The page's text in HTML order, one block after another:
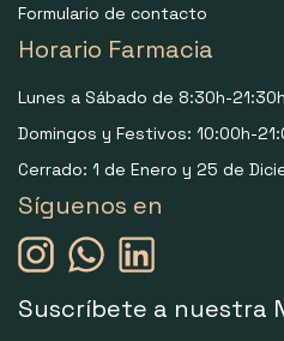
Formulario de contacto
Horario Farmacia
Lunes a Sábado de 8:30h-
Domingos y Festivos: 10:00h-
Cerrado: 1 de Enero y 25 de
Síguenos en
Suscríbete a nuestra